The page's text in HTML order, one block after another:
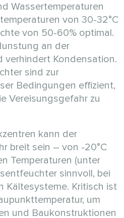
Wassertemperaturen
von 30-32°C
von 50-60% optimal.
an der
verhindert Kondensation.
sind zur
Bedingungen effizient,
Vereisungsgefahr zu
kann der
breit sein – von -20°C
Temperaturen (unter
sinnvoll, bei
Kältesysteme. Kritisch ist
um
und Baukonstruktionen